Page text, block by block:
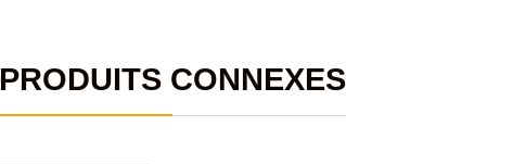
PRODUITS CONNEXES